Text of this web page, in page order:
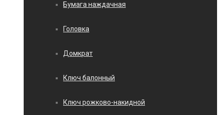
Бумага наждачная
Головка
Домкрат
Ключ балонный
Ключ рожково-накидной